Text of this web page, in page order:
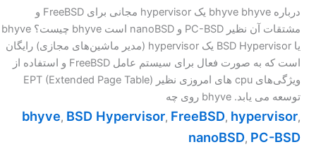
درباره bhyve bhyve یک hypervisor مجانی برای FreeBSD و
مشتقات آن نظیر PC-BSD و nanoBSD است bhyve چیست؟ bhyve
یا BSD Hypervisor یک hypervisor (مدیر ماشین‌های مجازی) رایگان
است که به صورت فعال برای سیستم عامل FreeBSD و استفاده از
ویژگی‌های cpu های امروزی نظیر ‎EPT (Extended Page Table)‎
توسعه می یابد. bhyve روی چه
bhyve, BSD Hypervisor, FreeBSD, hypervisor,
nanoBSD, PC-BSD